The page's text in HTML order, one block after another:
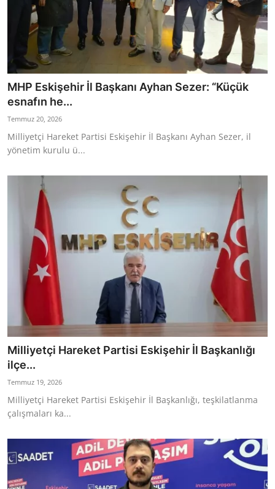
MHP Eskişehir İl Başkanı Ayhan Sezer: “Küçük
esnafın he...
Temmuz 20, 2026
Milliyetçi Hareket Partisi Eskişehir İl Başkanı Ayhan Sezer, il
yönetim kurulu ü...
Milliyetçi Hareket Partisi Eskişehir İl Başkanlığı
ilçe...
Temmuz 19, 2026
Milliyetçi Hareket Partisi Eskişehir İl Başkanlığı, teşkilatlanma
çalışmaları ka...